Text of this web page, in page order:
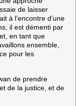
de laisser
à l’encontre d’une
il est démenti par
en tant que
ensemble,
pour les
de prendre
de la justice, et de